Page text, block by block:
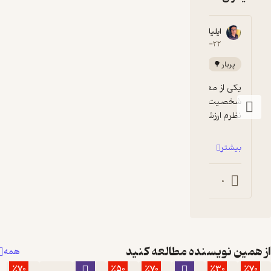
ایلیا زمانی
۱۴۰۴-۱۲-۲۲
پربار 🌳
نظرم ارزش مطالعه رو داره،چون جهان...
بیشتر
0
همین نویسنده مطالعه کنید همه